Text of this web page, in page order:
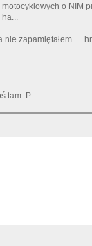
o NIM
zapamiętałem.....
tam :P